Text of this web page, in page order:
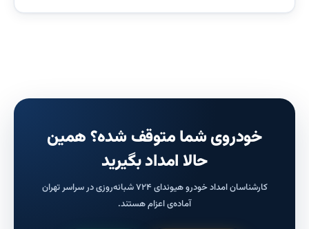
خودروی شما متوقف شده؟ همین
حالا امداد بگیرید
کارشناسان امداد خودرو هیوندای ۷۲۴ شبانه‌روزی در سراسر تهران
آماده‌ی اعزام هستند.